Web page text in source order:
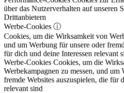
über das Nutzerverhalten auf unseren
Drittanbietern
Werbe-Cookies ⓘ
Cookies, um die Wirksamkeit von
und um Werbung für unsere oder
für dich und deine Interessen relevant
Werbe-Cookies Cookies, um die
Werbekampagnen zu messen, und um
fremde Websites auszuspielen, die für
relevant sind